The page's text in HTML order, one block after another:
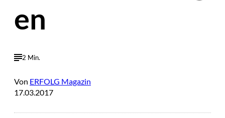
en
2 Min.
Von ERFOLG Magazin
17.03.2017